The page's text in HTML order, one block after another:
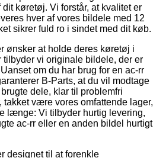
køretøj. Vi forstår, at kvalitet er
hver af vores bildele med 12
sikrer fuld ro i sindet med dit køb.
ønsker at holde deres køretøj i
tilbyder vi originale bildele, der er
om du har brug for en ac-rr
B-Parts, at du vil modtage
dele, klar til problemfri
takket være vores omfattende lager,
længe: Vi tilbyder hurtig levering,
ac-rr eller en anden bildel hurtigt
designet til at forenkle